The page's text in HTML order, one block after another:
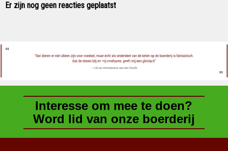
Er zijn nog geen reacties geplaatst
Interesse om mee te doen?
Word lid van onze boerderij